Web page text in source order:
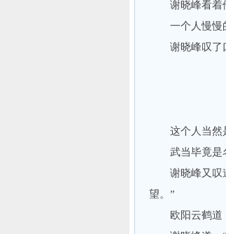
谢晓峰看着他
一个人慢慢的
谢晓峰叹了口
这个人当然是
武当毕竟是名
谢晓峰又叹道
望。”
欧阳云鹤道